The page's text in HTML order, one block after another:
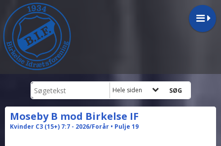
Hele siden
Moseby B mod Birkelse IF
Kvinder C3 (15+) 7:7 - 2026/Forår • Pulje 19